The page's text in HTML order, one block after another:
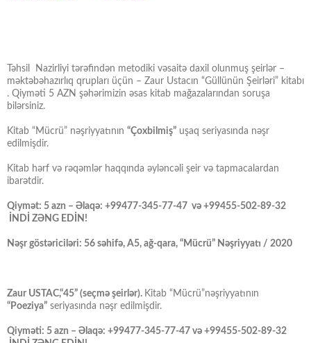
Təhsil Nazirliyi tərəfindən metodiki vəsaitə daxil olunmuş şeirlər –
məktəbəhazırlıq qrupları üçün – Zaur Ustacın “Güllünün Şeirləri” kitabı
. Qiyməti 5 AZN şəhərimizin əsas kitab mağazalarından soruşa
bilərsiniz.
Kitab “Mücrü” nəşriyyatının “Çoxbilmiş” uşaq seriyasında nəşr
edilmişdir.
Kitab hərf və rəqəmlər haqqında əyləncəli şeir və tapmacalardan
ibarətdir.
Qiymət: 5 azn – Əlaqə: +99477-345-77-47 və +99455-502-89-32
İNDİ ZƏNG EDİN!
Nəşr göstəriciləri: 56 səhifə, A5, ağ-qara, “Mücrü” Nəşriyyatı / 2020
Zaur USTAC,“45” (seçmə şeirlər). Kitab “Mücrü”nəşriyyatının
“Poeziya” seriyasında nəşr edilmişdir.
Qiyməti: 5 azn – Əlaqə: +99477-345-77-47 və +99455-502-89-32